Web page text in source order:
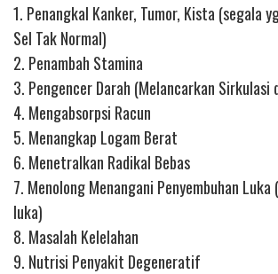
1. Penangkal Kanker, Tumor, Kista (segala
Sel Tak Normal)
2. Penambah Stamina
3. Pengencer Darah (Melancarkan Sirkulasi
4. Mengabsorpsi Racun
5. Menangkap Logam Berat
6. Menetralkan Radikal Bebas
7. Menolong Menangani Penyembuhan
luka)
8. Masalah Kelelahan
9. Nutrisi Penyakit Degeneratif